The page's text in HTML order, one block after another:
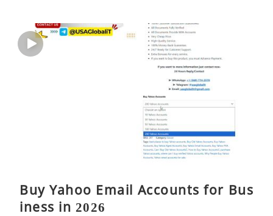
Buy Yahoo Email Accounts for Bus
iness in 2026